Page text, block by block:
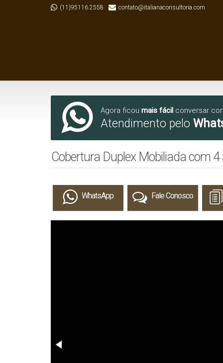
(11)95116.2558 contato@italianaconsultoria.com
Agora ficou mais fácil conversar
Atendimento pelo
Cobertura Duplex Mobiliada com
WhatsApp Fale Conosco